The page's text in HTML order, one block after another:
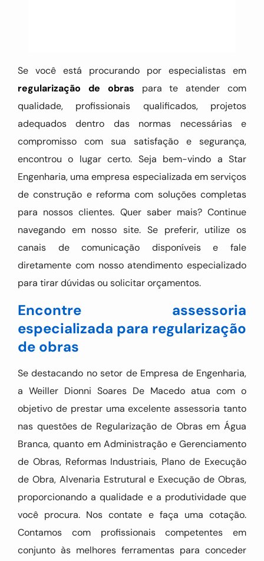
Se você está procurando por especialistas em
regularização de obras para te atender com
qualidade, profissionais qualificados, projetos
adequados dentro das normas necessárias e
compromisso com sua satisfação e segurança,
encontrou o lugar certo. Seja bem-vindo a Star
Engenharia, uma empresa especializada em serviços
de construção e reforma com soluções completas
para nossos clientes. Quer saber mais? Continue
navegando em nosso site. Se preferir, utilize os
canais de comunicação disponíveis e fale
diretamente com nosso atendimento especializado
para tirar dúvidas ou solicitar orçamentos.
Encontre assessoria
especializada para regularização
de obras
Se destacando no setor de Empresa de Engenharia,
a Weiller Dionni Soares De Macedo atua com o
objetivo de prestar uma excelente assessoria tanto
nas questões de Regularização de Obras em Água
Branca, quanto em Administração e Gerenciamento
de Obras, Reformas Industriais, Plano de Execução
de Obra, Alvenaria Estrutural e Execução de Obras,
proporcionando a qualidade e a produtividade que
você procura. Nos contate e faça uma cotação.
Contamos com profissionais competentes em
conjunto às melhores ferramentas para conceder